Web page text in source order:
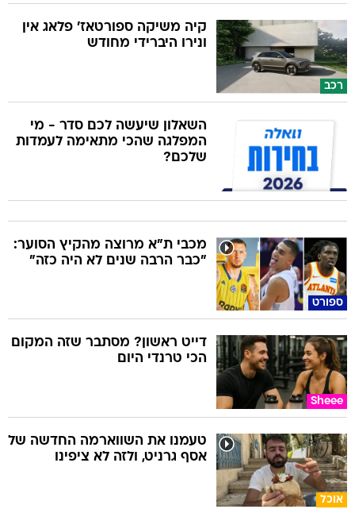
רכב
קיה משיקה ספורטאז' פלאג אין
ונירו היברידי מחודש
השאלון שיעשה לכם סדר - מי
המפלגה שהכי מתאימה לעמדות
שלכם?
ספורט
מכבי ת"א מרוצה מהקיץ הסוער:
"כבר הרבה שנים לא היה כזה"
Sheee
דייט ראשון? מסתבר שזה המקום
הכי טרנדי היום
אוכל
טעמנו את השווארמה החדשה של
אסף גרניט, ולזה לא ציפינו